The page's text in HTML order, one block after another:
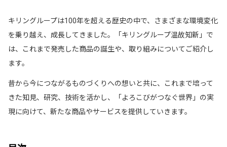
キリングループは100年を超える歴史の中で、さまざまな環境変化
を乗り越え、成長してきました。「キリングループ温故知新」で
は、これまで発売した商品の誕生や、取り組みについてご紹介し
ます。
昔から今につながるものづくりへの想いと共に、これまで培って
きた知見、研究、技術を活かし、「よろこびがつなぐ世界」の実
現に向けて、新たな商品やサービスを提供していきます。